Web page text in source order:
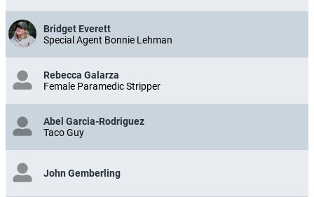
Bridget Everett
Special Agent Bonnie Lehman
Rebecca Galarza
Female Paramedic Stripper
Abel Garcia-Rodriguez
Taco Guy
John Gemberling